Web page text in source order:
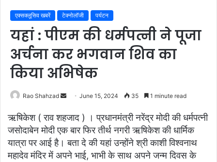
एक्सक्लूसिव खबरें टेक्नोलॉजी पर्यटन
यहां : पीएम की धर्मपत्नी ने पूजा
अर्चना कर भगवान शिव का
किया अभिषेक
Rao Shahzad
Send
email
June 15, 2024 35 1 minute read
ऋषिकेश ( राव शहजाद ) । प्रधानमंत्री नरेंद्र मोदी की धर्मपत्नी
जसोदाबेन मोदी एक बार फिर तीर्थ नगरी ऋषिकेश की धार्मिक
यात्रा पर आई है। बता दे की यहां उन्होंने श्री काशी विश्वनाथ
महादेव मंदिर में अपने भाई, भाभी के साथ अपने जन्म दिवस के